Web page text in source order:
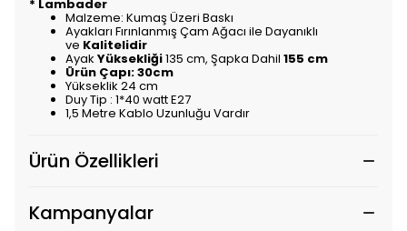
* Lambader
Malzeme: Kumaş Üzeri Baskı
Ayakları Fırınlanmış Çam Ağacı ile Dayanıklı
ve Kalitelidir
Ayak Yüksekliği135 cm, Şapka Dahil 155 cm
Ürün Çapı: 30cm
Yükseklik 24 cm
Duy Tip : 1*40 watt E27
1,5 Metre Kablo Uzunluğu Vardır
Ürün Özellikleri
Kampanyalar